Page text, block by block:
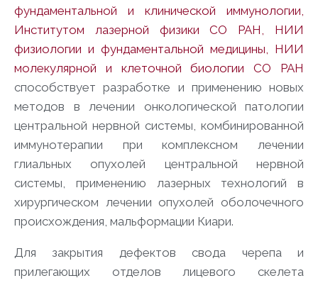
фундаментальной и клинической иммунологии,
Институтом лазерной физики СО РАН, НИИ
физиологии и фундаментальной медицины, НИИ
молекулярной и клеточной биологии СО РАН
способствует разработке и применению новых
методов в лечении онкологической патологии
центральной нервной системы, комбинированной
иммунотерапии при комплексном лечении
глиальных опухолей центральной нервной
системы, применению лазерных технологий в
хирургическом лечении опухолей оболочечного
происхождения, мальформации Киари.
Для закрытия дефектов свода черепа и
прилегающих отделов лицевого скелета